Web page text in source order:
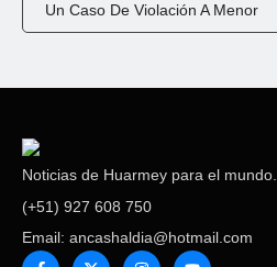
Un Caso De Violación A Menor
Noticias de Huarmey para el mundo.
(+51) 927 608 750
Email: ancashaldia@hotmail.com